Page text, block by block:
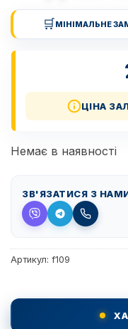
🛒МІНІМАЛЬНЕ
ЦІНА
Немає в наявності
ЗВ'ЯЗАТИСЯ З
Артикул: f109